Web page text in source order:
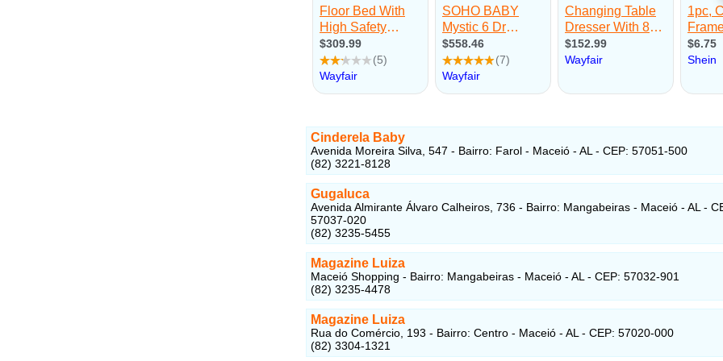
Cinderela Baby
Avenida Moreira Silva, 547 - Bairro: Farol - Maceió - AL - CEP: 57051-500
(82) 3221-8128
Gugaluca
Avenida Almirante Álvaro Calheiros, 736 - Bairro: Mangabeiras - Maceió - AL -
57037-020
(82) 3235-5455
Magazine Luiza
Maceió Shopping - Bairro: Mangabeiras - Maceió - AL - CEP: 57032-901
(82) 3235-4478
Magazine Luiza
Rua do Comércio, 193 - Bairro: Centro - Maceió - AL - CEP: 57020-000
(82) 3304-1321